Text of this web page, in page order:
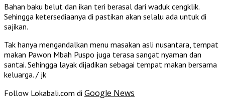
Bahan baku belut dan ikan teri berasal dari waduk cengklik.
Sehingga ketersediaanya di pastikan akan selalu ada untuk di
sajikan.
Tak hanya mengandalkan menu masakan asli nusantara, tempat
makan Pawon Mbah Puspo juga terasa sangat nyaman dan
santai. Sehingga layak dijadikan sebagai tempat makan bersama
keluarga. / jk
Follow Lokabali.com di Google News